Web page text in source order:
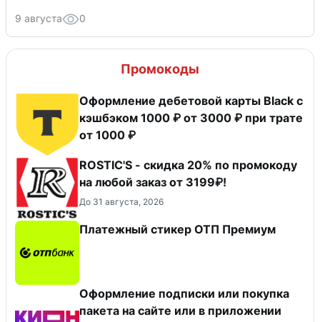
9 августа 0
Промокоды
Оформление дебетовой карты Black с
кэшбэком 1000 ₽ от 3000 ₽ при трате
от 1000 ₽
ROSTIC'S - скидка 20% по промокоду
на любой заказ от 3199₽!
До 31 августа, 2026
Платежный стикер ОТП Премиум
Оформление подписки или покупка
пакета на сайте или в приложении